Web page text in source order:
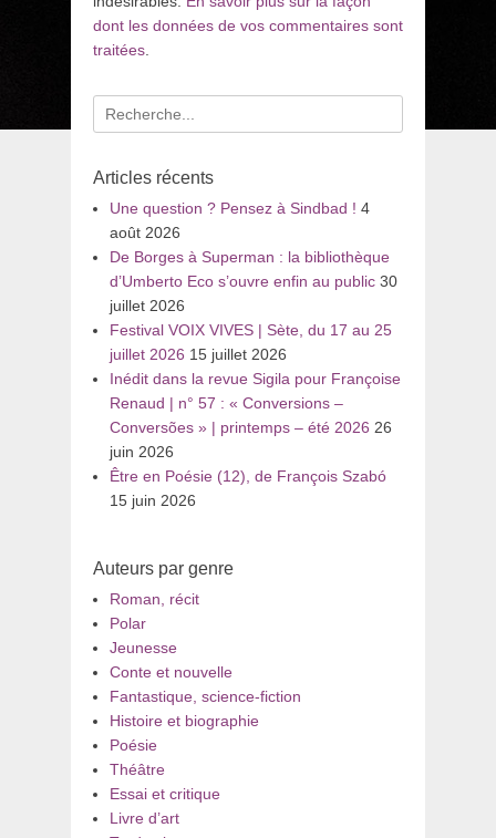
dont les données de vos commentaires sont
traitées
Recherche
pour
Articles récents
Une question ? Pensez à Sindbad ! 4
août 2026
De Borges à Superman : la bibliothèque
d’Umberto Eco s’ouvre enfin au public 30
juillet 2026
Festival VOIX VIVES | Sète, du 17 au 25
juillet 2026 15 juillet 2026
Inédit dans la revue Sigila pour Françoise
Renaud | n° 57 : « Conversions –
Conversões » | printemps – été 2026 26
juin 2026
Être en Poésie (12), de François Szabó
15 juin 2026
Auteurs par genre
Roman, récit
Polar
Jeunesse
Conte et nouvelle
Fantastique, science-fiction
Histoire et biographie
Poésie
Théâtre
Essai et critique
Livre d’art